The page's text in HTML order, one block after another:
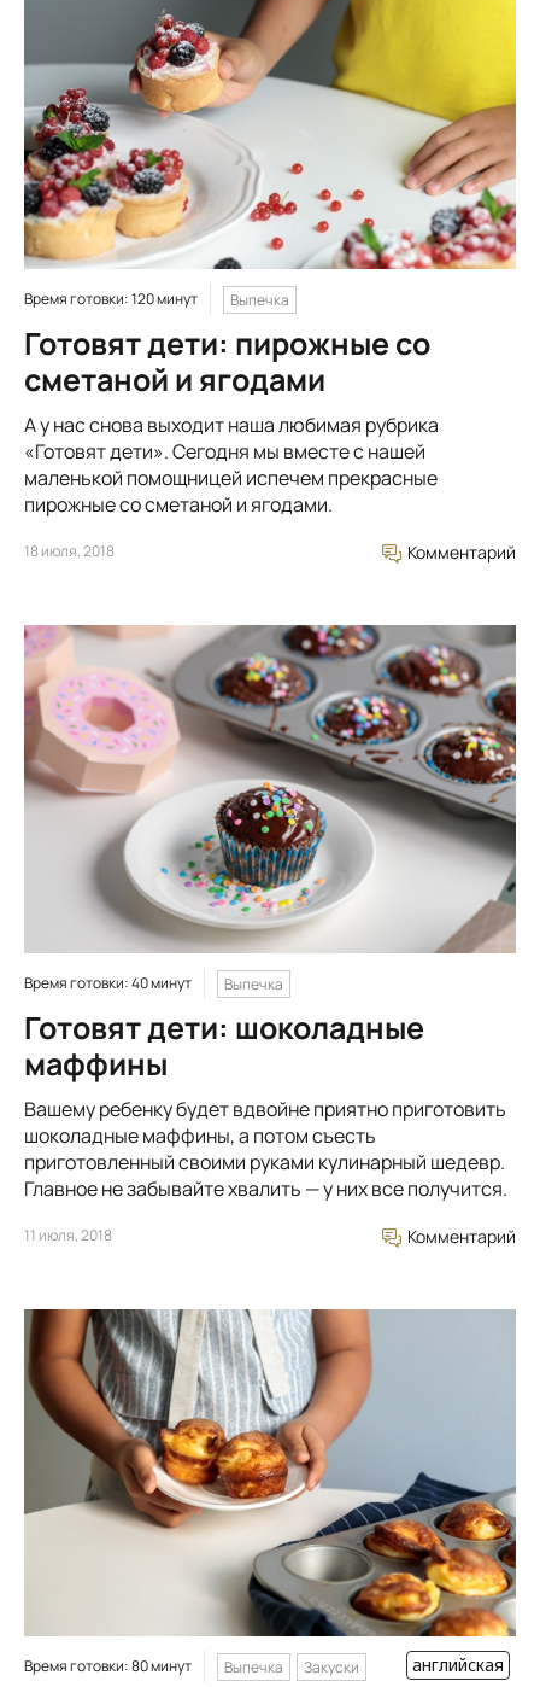
Время готовки: 120 минут Выпечка
Готовят дети: пирожные со
сметаной и ягодами
А у нас снова выходит наша любимая рубрика
«Готовят дети». Сегодня мы вместе с нашей
маленькой помощницей испечем прекрасные
пирожные со сметаной и ягодами.
18 июля, 2018 Комментарий
Время готовки: 40 минут Выпечка
Готовят дети: шоколадные
маффины
Вашему ребенку будет вдвойне приятно приготовить
шоколадные маффины, а потом съесть
приготовленный своими руками кулинарный шедевр.
Главное не забывайте хвалить — у них все получится.
11 июля, 2018 Комментарий
Время готовки: 80 минут Выпечка Закуски английская